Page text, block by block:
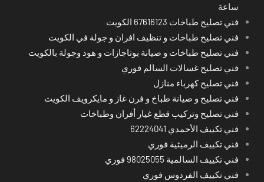
ساعة
فني تصليح طباخات 67616123 الكويت
فني تصليح طباخات و تنظيف افران و جولة في الكويت
فني تصليح طباخات و صيانة بوتاجازات و هود وجولة بالكويت
فني تصليح غسالات السالم فوري
فني تصليح كهرباء منازل
فني تصليح و صيانة طباخ و فرن غاز و مايكرويف الكويت
فني تصليح وتركيب قطع غيار أفران وطباخات
فني تكييف الأحمدي 62224041
فني تكييف الرميثية فوري
فني تكييف السالمية 98025055 فوري
فني تكييف الفردوس فوري